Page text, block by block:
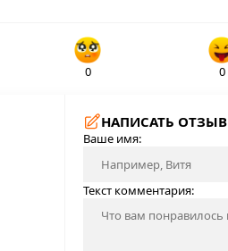
0 0
НАПИСАТЬ ОТЗЫВ
Ваше имя:
Текст комментария: